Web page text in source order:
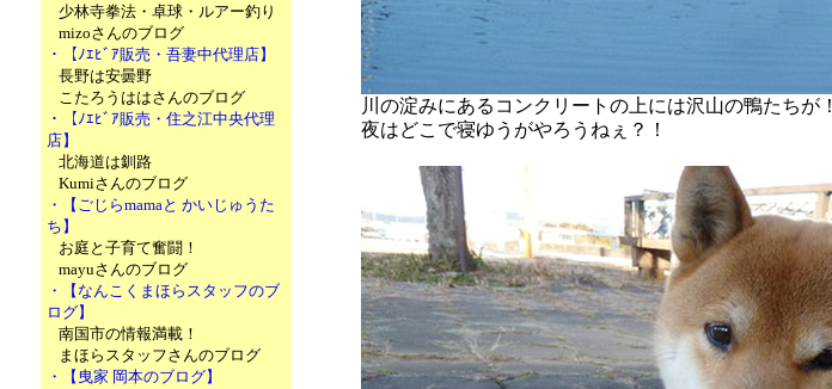
少林寺拳法・卓球・ルアー釣り
mizoさんのブログ
・【ﾉｴﾋﾞｱ販売・吾妻中代理店】
長野は安曇野
こたろうははさんのブログ
・【ﾉｴﾋﾞｱ販売・住之江中央代理
店】
北海道は釧路
Kumiさんのブログ
・【ごじらmamaと かいじゅうた
ち】
お庭と子育て奮闘！
mayuさんのブログ
・【なんこくまほらスタッフのブ
ログ】
南国市の情報満載！
まほらスタッフさんのブログ
・【曳家 岡本のブログ】
川の淀みにあるコンクリートの上には沢山の鴨たちが！
夜はどこで寝ゆうがやろうねぇ？！